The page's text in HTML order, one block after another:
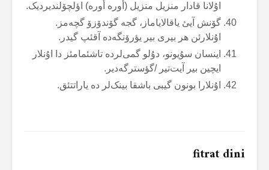
اۇلانا قادار منزیل منزیل (أورە أورە) اؤلچۆلندیردیک.
گۆنش آیئ یاقالایاماز، گجە گۆندۆزۆ گچەمز.
اۇنلارئن هر بیری بیر یؤرۆنگەدە آقئپ گیدر.
اینسان سۇیونو، دۇلو گمی‌لردە تاشئمامئز دا اۇنلار
ایچین بیر آیت‌تیر /گؤسترگەدیر.
اۇنلارا بونون گیبی باشقا بینک‌لر دە یاراتتئق.
fitrat dini